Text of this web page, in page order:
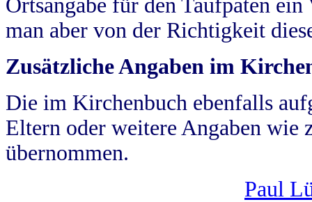
Ortsangabe für den Taufpaten
man aber von der Richtigkeit
Zusätzliche Angaben im
Die im Kirchenbuch ebenfalls
Eltern oder weitere Angaben wie
übernommen.
Paul